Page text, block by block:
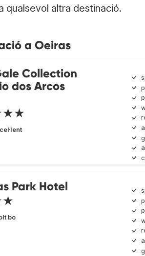
qualsevol altra destinació.
a Oeiras
Collection
dos Arcos
Park Hotel
bo